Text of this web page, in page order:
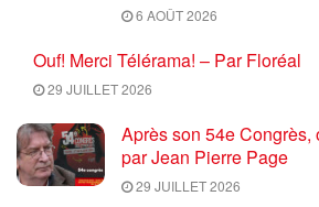
6 AOÛT 2026
Ouf! Merci Télérama! – Par Floréal
29 JUILLET 2026
Après son 54e Congrès,
par Jean Pierre Page
29 JUILLET 2026